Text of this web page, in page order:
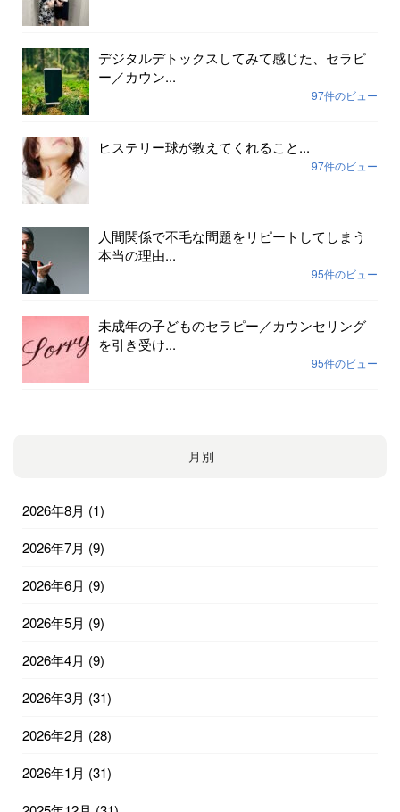
デジタルデトックスしてみて感じた、セラピ
ー／カウン...
97件のビュー
ヒステリー球が教えてくれること...
97件のビュー
人間関係で不毛な問題をリピートしてしまう
本当の理由...
95件のビュー
未成年の子どものセラピー／カウンセリング
を引き受け...
95件のビュー
月別
2026年8月 (1)
2026年7月 (9)
2026年6月 (9)
2026年5月 (9)
2026年4月 (9)
2026年3月 (31)
2026年2月 (28)
2026年1月 (31)